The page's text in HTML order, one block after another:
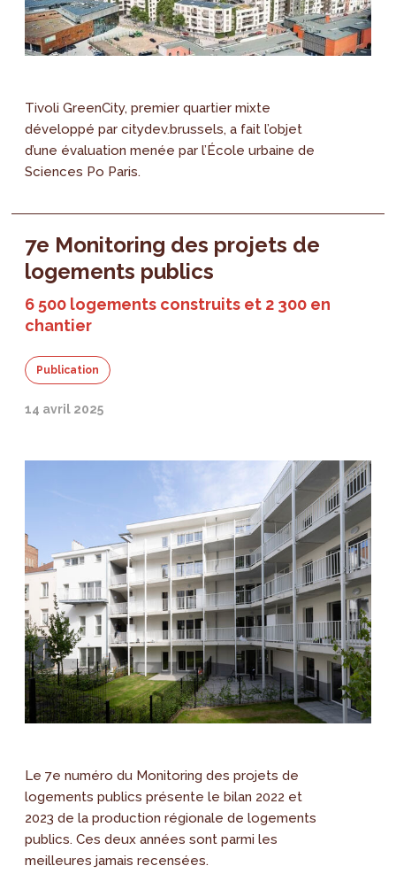
Tivoli GreenCity, premier quartier mixte
développé par citydev.brussels, a fait l’objet
d’une évaluation menée par l’École urbaine de
Sciences Po Paris.
7e Monitoring des projets de
logements publics
6 500 logements construits et 2 300 en
chantier
Publication
14 avril 2025
Le 7e numéro du Monitoring des projets de
logements publics présente le bilan 2022 et
2023 de la production régionale de logements
publics. Ces deux années sont parmi les
meilleures jamais recensées.